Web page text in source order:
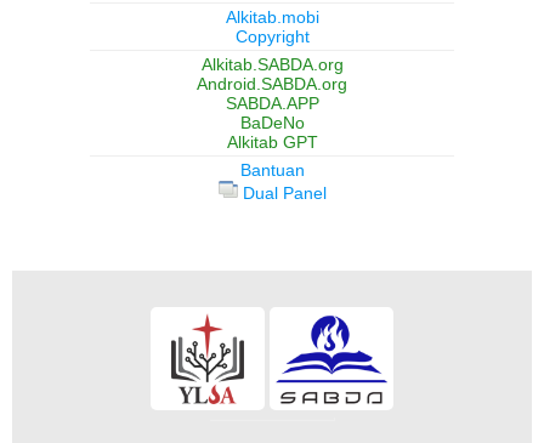
Alkitab.mobi
Copyright
Alkitab.SABDA.org
Android.SABDA.org
SABDA.APP
BaDeNo
Alkitab GPT
Bantuan
Dual Panel